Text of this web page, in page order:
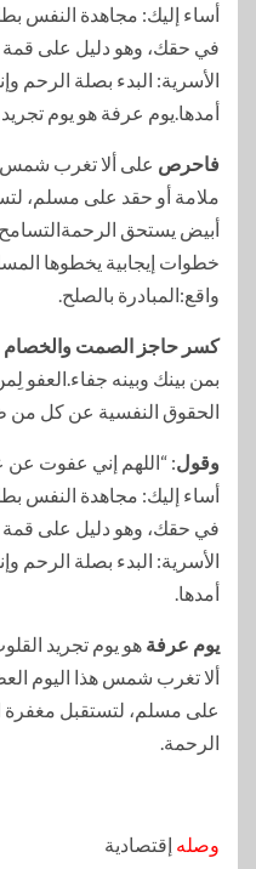
أساء إليك: مجاهدة النفس
في حقك، وهو دليل على قمة
الأسرية: البدء بصلة الرحم
أمدها.يوم عرفة هو يوم تجريد
فاحرص على ألا تغرب شمس
ملامة أو حقد على مسلم،
أبيض يستحق
خطوات إيجابية يخطوها
واقع:المبادرة بالصلح.
كسر حاجز الصمت والخصام
بمن بينك وبينه جفاء.العفو
الحقوق النفسية عن كل من
وقول: “اللهم إني عفوت
أساء إليك: مجاهدة النفس
في حقك، وهو دليل على قمة
الأسرية: البدء بصلة الرحم
أمدها.
يوم عرفة هو يوم تجريد
ألا تغرب شمس هذا اليوم
على مسلم، لتستقبل مغفرة
الرحمة.
وصله إقتصادية